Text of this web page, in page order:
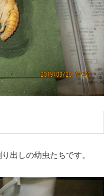
出しの幼虫たちです。